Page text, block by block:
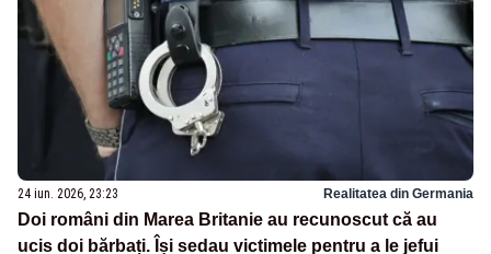
24 iun. 2026, 23:23 Realitatea din Germania
Doi români din Marea Britanie au recunoscut că au
ucis doi bărbați. Își sedau victimele pentru a le jefui